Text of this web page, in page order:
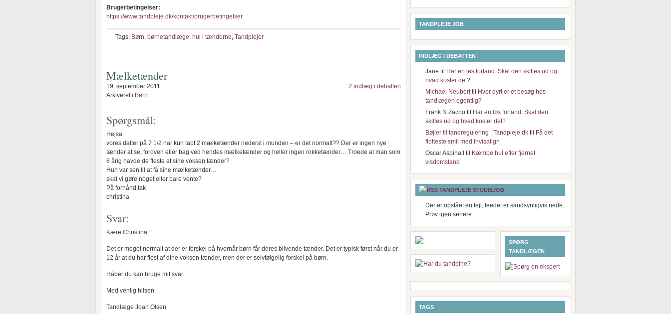
Brugerbetingelser:
https://www.tandpleje.dk/kontakt/brugerbetingelser
Tags: Børn, børnetandlæge, hul i tænderne, Tandplejer
Mælketænder
19. september 2011
Arkiveret i Børn
2 indlæg i debatten
Spørgsmål:
Hejsa
vores datter på 7 1/2 har kun tabt 2 mælketænder nederst i munden – er det normalt?? Der er ingen nye
tænder at se, foroven eller bag ved hendes mælketænder og heller ingen rokketænder… Troede at man som
8 årig havde de fleste af sine voksen tænder?
Hun var sen til at få sine mælketænder…
skal vi gøre noget eller bare vente?
På forhånd tak
christina
Svar:
Kære Christina
Det er meget normalt at der er forskel på hvornår børn får deres blivende tænder. Det er typisk først når du er
12 år at du har flest af dine voksen tænder, men der er selvfølgelig forskel på børn.
Håber du kan bruge mit svar.
Med venlig hilsen
Tandlæge Joan Olsen
TANDPLEJE JOB
INDLÆG I DEBATTEN
Jane til
Har en løs fortand. Skal den skiftes ud og
hvad koster det?
Michael Neuberttil
Hvor dyrt er et besøg hos
tandlægen egentlig?
Frank N.Zacho til
Har en løs fortand. Skal den
skiftes ud og hvad koster det?
Bøjler til tandregulering | Tandpleje.dk til
Få det
flotteste smil med Invisalign
Oscar Aspinall
til
Kæmpe hul efter fjernet
visdomstand
TANDPLEJE STUDIEJOB
Der er opstået en fejl, feedet er sandsynligvis nede.
Prøv igen senere.
SPØRG
TANDLÆGEN
TAGS